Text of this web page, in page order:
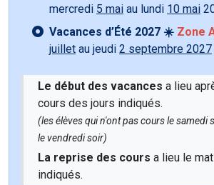
mercredi 5 mai au lundi 10 mai
Vacances d’Été 2027 ☀️ Zone
juillet au jeudi 2 septembre 2027
Le début des vacances a lieu
cours des jours indiqués.
(les élèves qui n'ont pas cours le samedi
le vendredi soir)
La reprise des cours a lieu le
indiqués.